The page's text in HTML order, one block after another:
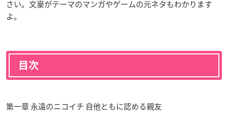
さい。文豪がテーマのマンガやゲームの元ネタもわかります
よ。
目次
第一章 永遠のニコイチ 自他ともに認める親友